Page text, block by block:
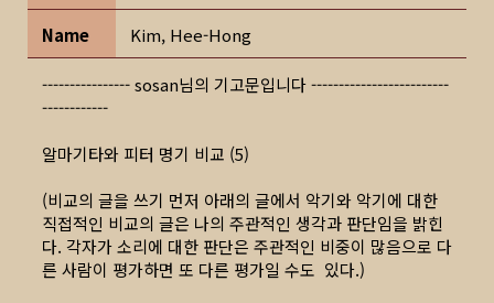
Name Kim, Hee-Hong
---------------- sosan님의 기고문입니다 -------------------------
------------
알마기타와 피터 명기 비교 (5)
(비교의 글을 쓰기 먼저 아래의 글에서 악기와 악기에 대한
직접적인 비교의 글은 나의 주관적인 생각과 판단임을 밝힌
다. 각자가 소리에 대한 판단은 주관적인 비중이 많음으로 다
른 사람이 평가하면 또 다른 평가일 수도 있다.)